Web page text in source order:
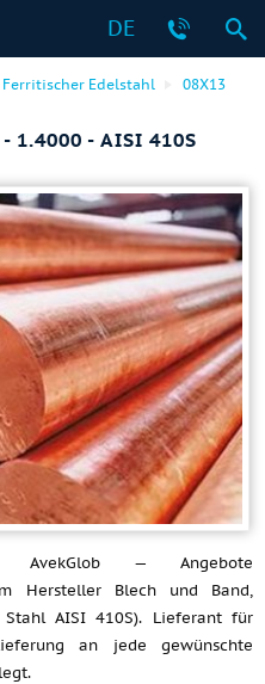
DE
Ferritischer Edelstahl 08Х13
1.4000 - AISI 410S
AvekGlob — Angebote
Hersteller Blech und Band,
AISI 410S). Lieferant für
an jede gewünschte